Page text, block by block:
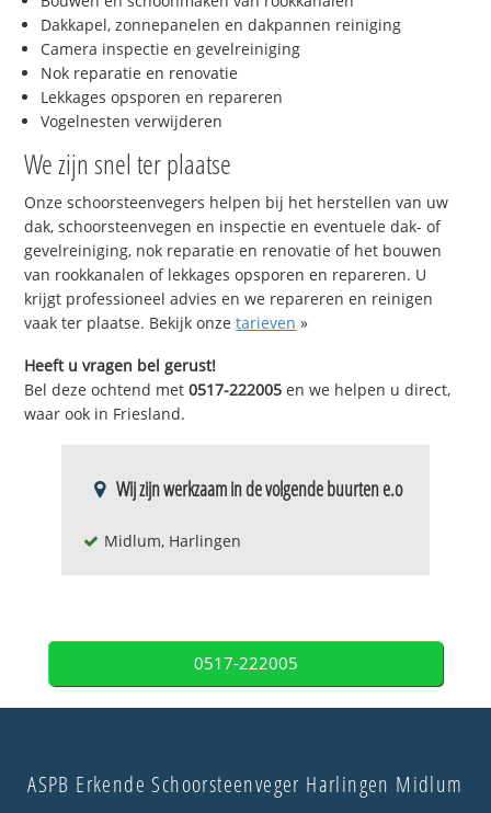
Dakkapel, zonnepanelen en dakpannen reiniging
Camera inspectie en gevelreiniging
Nok reparatie en renovatie
Lekkages opsporen en repareren
Vogelnesten verwijderen
We zijn snel ter plaatse
Onze schoorsteenvegers helpen bij het herstellen van uw
dak, schoorsteenvegen en inspectie en eventuele dak- of
gevelreiniging, nok reparatie en renovatie of het bouwen
van rookkanalen of lekkages opsporen en repareren. U
krijgt professioneel advies en we repareren en reinigen
vaak ter plaatse. Bekijk onzetarieven »
Heeft u vragen bel gerust!
Bel deze ochtend met0517-222005 en we helpen u direct,
waar ook in Friesland.
Wij zijn werkzaam in de volgende buurten e.o
Midlum, Harlingen
0517-222005
ASPB Erkende Schoorsteenveger Harlingen Midlum